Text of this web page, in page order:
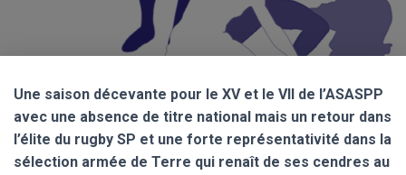
Une saison décevante pour le XV et le VII de l’ASASPP
avec une absence de titre national mais un retour dans
l’élite du rugby SP et une forte représentativité dans la
sélection armée de Terre qui renaît de ses cendres au